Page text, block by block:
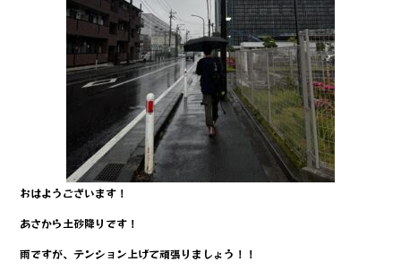
おはようございます！
あさから土砂降りです！
雨ですが、テンション上げて頑張りましょう！！